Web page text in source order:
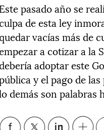
Este pasado año se
de esta ley
vacías más de
a cotizar a la
adoptar este
y el pago de
demás son palabras